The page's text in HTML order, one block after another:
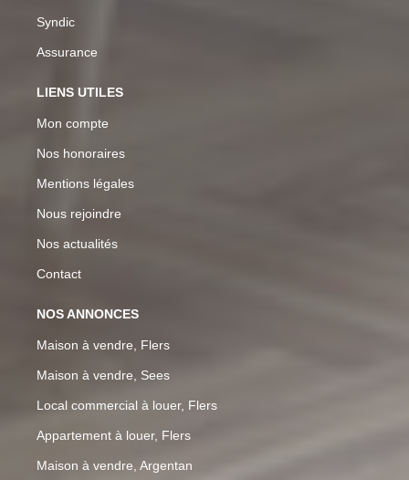
Syndic
Assurance
LIENS UTILES
Mon compte
Nos honoraires
Mentions légales
Nous rejoindre
Nos actualités
Contact
NOS ANNONCES
Maison à vendre, Flers
Maison à vendre, Sees
Local commercial à louer, Flers
Appartement à louer, Flers
Maison à vendre, Argentan